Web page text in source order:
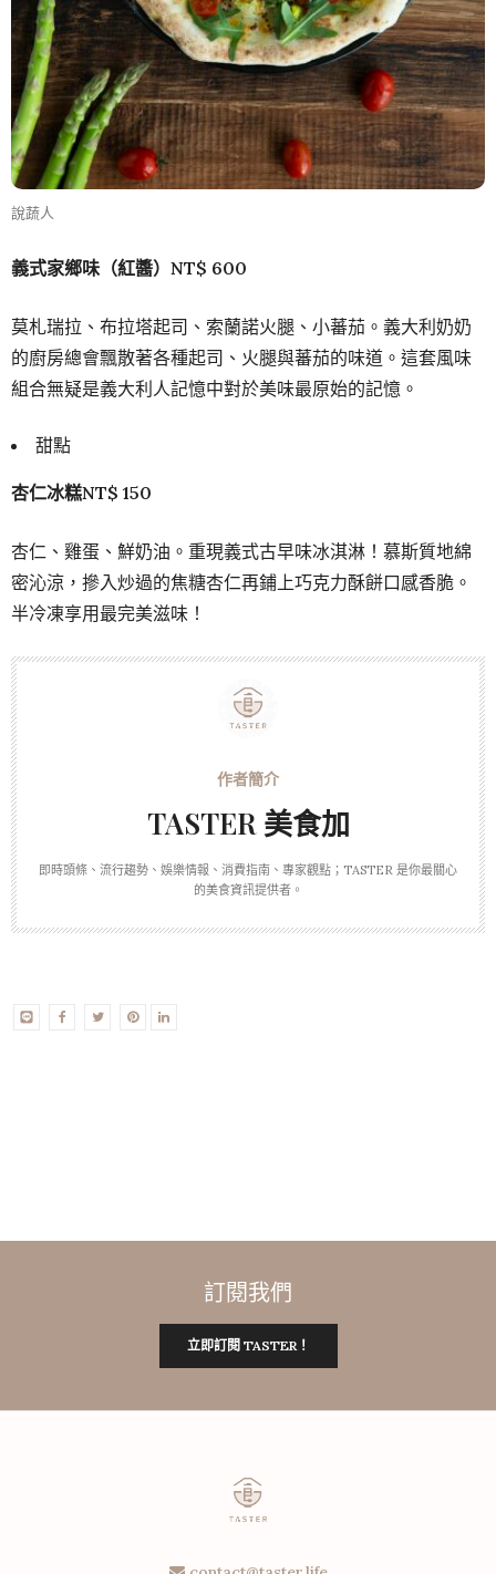
說蔬人
義式家鄉味（紅醬）NT$ 600
莫札瑞拉、布拉塔起司、索蘭諾火腿、小蕃茄。義大利奶奶
的廚房總會飄散著各種起司、火腿與蕃茄的味道。這套風味
組合無疑是義大利人記憶中對於美味最原始的記憶。
甜點
杏仁冰糕NT$ 150
杏仁、雞蛋、鮮奶油。重現義式古早味冰淇淋！慕斯質地綿
密沁涼，摻入炒過的焦糖杏仁再鋪上巧克力酥餅口感香脆。
半冷凍享用最完美滋味！
TASTER 美食加
即時頭條、流行趨勢、娛樂情報、消費指南、專家觀點；TASTER 是你最關心
的美食資訊提供者。
訂閱我們
立即訂閱 TASTER！